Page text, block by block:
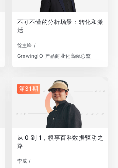
不可不懂的分析场景：转化和激
活
徐主峰 /
GrowingIO 产品商业化高级总监
第31期
从 0 到 1，糗事百科数据驱动之
路
李威 /